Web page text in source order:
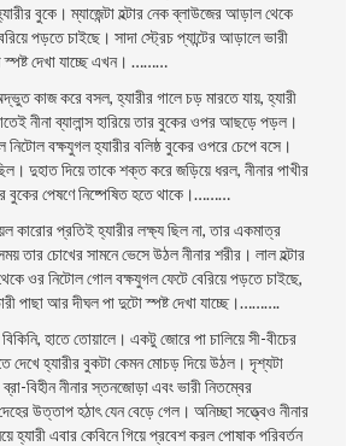
বুকে।ম্যাজেন্টা হল্টার নেক ব্লাউজের আড়াল থেকে
পড়তে চাইছে। সাদা স্ট্রেচ প্যান্টের আড়ালে ভারী
স্পষ্ট দেখা যাচ্ছে এখন। ………
কাজ করে বসল, হ্যারীর গালে চড় মারতে যায়, হ্যারী
নীনা ব্যালান্স হারিয়ে তার বুকের ওপর আছড়ে পড়ল।
বক্ষযুগল হ্যারীর বলিষ্ঠ বুকের ওপরে চেপে বসে।
দুহাত দিয়ে তাকে শক্ত করে জড়িয়ে ধরল, নীনার পাখীর
বুকের পেষণে নিষ্পেষিত হতে থাকে।………
কারাের প্রতিই হ্যারীর লক্ষ্য ছিল না, তার একমাত্র
তার চোখের সামনে ভেসে উঠল নীনার শরীর। লাল হল্টার
ওর নিটোল গােল বক্ষযুগল ফেটে বেরিয়ে পড়তে চাইছে,
পাছা আর দীঘল পা দুটো স্পষ্ট দেখা যাচ্ছে।……….
হাতে তােয়ালে। একটু জোরে পা চালিয়ে সী-বীচের
দেখে হ্যারীর বুকটা কেমন মােচড় দিয়ে উঠল। দৃশ্যটা
বিহীন নীনার স্তনজোড়া এবং ভারী নিতম্বের
উত্তাপ হঠাৎ যেন বেড়ে গেল। অনিচ্ছা সত্ত্বেও নীনার
হ্যারী এবার কেবিনে গিয়ে প্রবেশ করল পােষাক পরিবর্তন